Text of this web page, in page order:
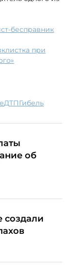
бесправник
при
ДТП гибель
об
создали